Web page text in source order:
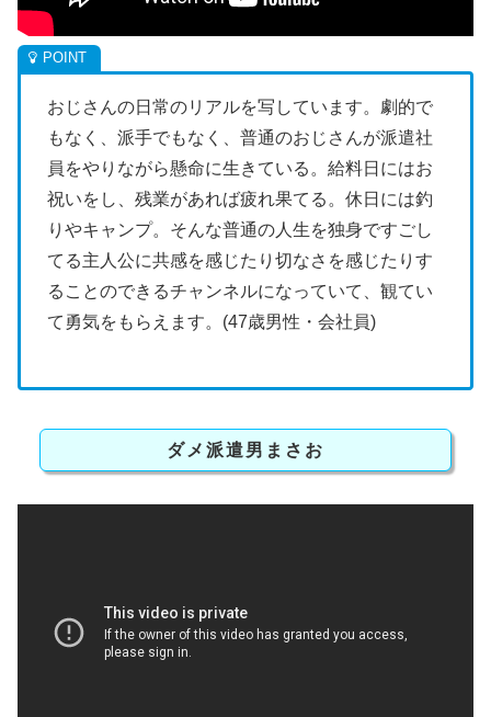
おじさんの日常のリアルを写しています。劇的で
もなく、派手でもなく、普通のおじさんが派遣社
員をやりながら懸命に生きている。給料日にはお
祝いをし、残業があれば疲れ果てる。休日には釣
りやキャンプ。そんな普通の人生を独身ですごし
てる主人公に共感を感じたり切なさを感じたりす
ることのできるチャンネルになっていて、観てい
て勇気をもらえます。(47歳男性・会社員)
ダメ派遣男まさお